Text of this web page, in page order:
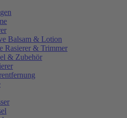
Balsam & Lotion
Rasierer & Trimmer
& Zubehör